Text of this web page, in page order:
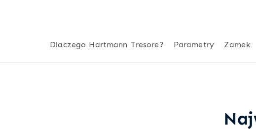
Dlaczego Hartmann Tresore? Parametry Zamek